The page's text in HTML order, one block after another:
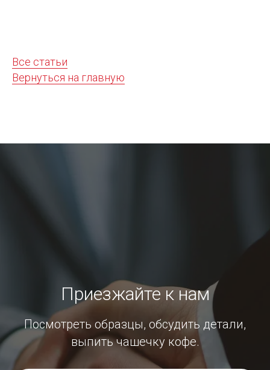
Все статьи
Вернуться на главную
Приезжайте к нам
Посмотреть образцы, обсудить детали,
выпить чашечку кофе.